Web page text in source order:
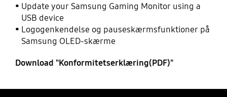
Update your Samsung Gaming Monitor using a
USB device
Logogenkendelse og pauseskærmsfunktioner på
Samsung OLED-skærme
Download "Konformitetserklæring(PDF)"